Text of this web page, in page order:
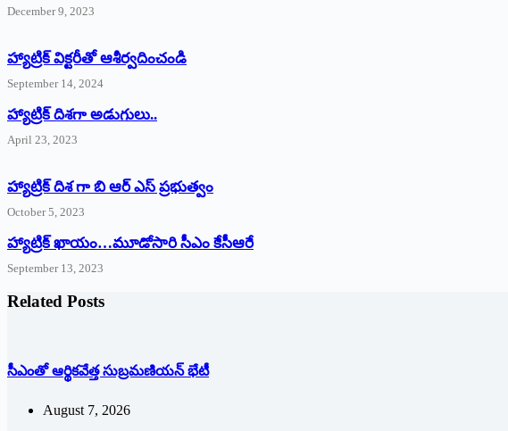
December 9, 2023
హ్యాట్రిక్‌ ‌విక్టరీతో ఆశీర్వదించండి
September 14, 2024
‌హ్యాట్రిక్‌ ‌దిశగా అడుగులు..
April 23, 2023
హ్యాట్రిక్ దిశ గా బి ఆర్ ఎస్ ప్రభుత్వం
October 5, 2023
హ్యాట్రిక్‌ ‌ఖాయం…మూడోసారి సీఎం కేసీఆరే
September 13, 2023
Related Posts
సీఎంతో ఆర్థికవేత్త సుబ్రమణియన్ భేటీ
August 7, 2026